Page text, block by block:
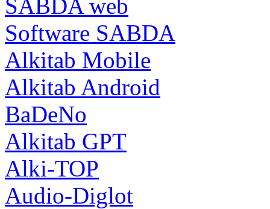
SABDA web
Software SABDA
Alkitab Mobile
Alkitab Android
BaDeNo
Alkitab GPT
Alki-TOP
Audio-Diglot